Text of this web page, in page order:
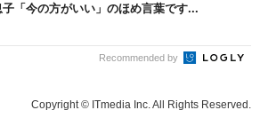
子「今の方がいい」のほめ言葉です...
Recommended by
Copyright © ITmedia Inc. All Rights Reserved.